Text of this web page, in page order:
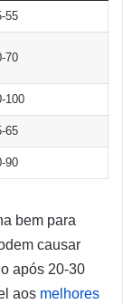
55
70
100
65
90
bem para
causar
após 20-30
aos melhores